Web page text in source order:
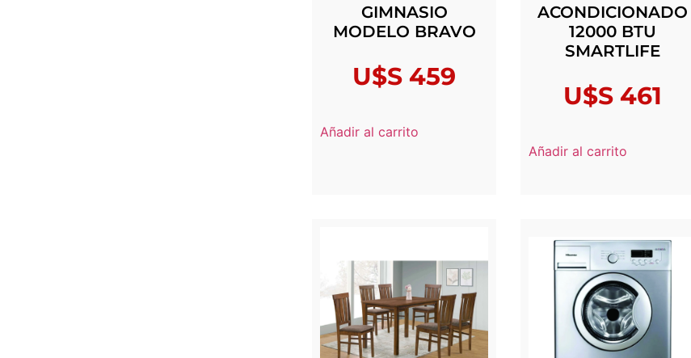
GIMNASIO
MODELO BRAVO
U$S 459
Añadir al carrito
ACONDICIONADO
12000 BTU
SMARTLIFE
U$S 461
Añadir al carrito